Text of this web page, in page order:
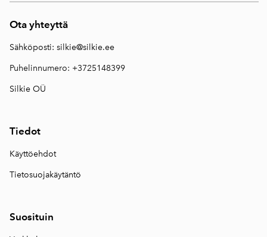
Ota yhteyttä
Sähköposti: silkie@silkie.ee
Puhelinnumero: +3725148399
Silkie OÜ
Tiedot
Käyttöehdot
Tietosuojakäytäntö
Suosituin